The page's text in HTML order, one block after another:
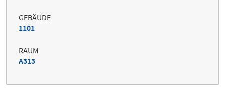
GEBÄUDE
1101
RAUM
A313